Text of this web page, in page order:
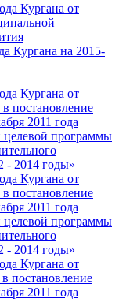
Кургана от
Кургана на 2015-
Кургана от
постановление
2011 года
программы
- 2014 годы»
Кургана от
постановление
2011 года
программы
- 2014 годы»
Кургана от
постановление
2011 года